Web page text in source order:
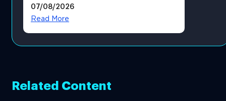
โดยตรง
07/08/2026
Read More
Related Content